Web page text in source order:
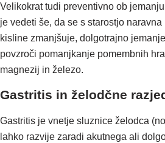
Velikokrat tudi preventivno ob
je vedeti še, da se s starostjo
kisline zmanjšuje, dolgotrajno
povzroči pomanjkanje pomembnih
magnezij in železo.
Gastritis in želodčne
Gastritis je vnetje sluznice želodca
lahko razvije zaradi akutnega ali